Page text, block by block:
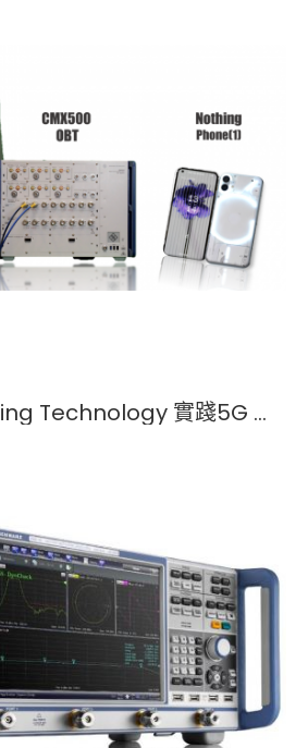
R&S 攜手 Nothing Technology 實踐5G 多載波及應用層效能快速驗證